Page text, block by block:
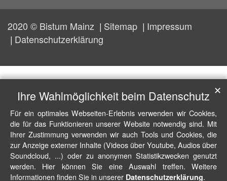
2020 © Bistum Mainz Sitemap
Impressum
Datenschutzerklärung
Ihre Wahlmöglichkeit beim Datenschutz
Für ein optimales Webseiten-Erlebnis verwenden wir Cookies,
die für das Funktionieren unserer Website notwendig sind. Mit
Ihrer Zustimmung verwenden wir auch Tools und Cookies, die
zur Anzeige externer Inhalte (Videos über Youtube, Audios über
Soundcloud, ...) oder zu anonymen Statistikzwecken genutzt
werden. Hier können Sie eine Auswahl treffen. Weitere
Informationen finden Sie in unserer Datenschutzerklärung.
✕